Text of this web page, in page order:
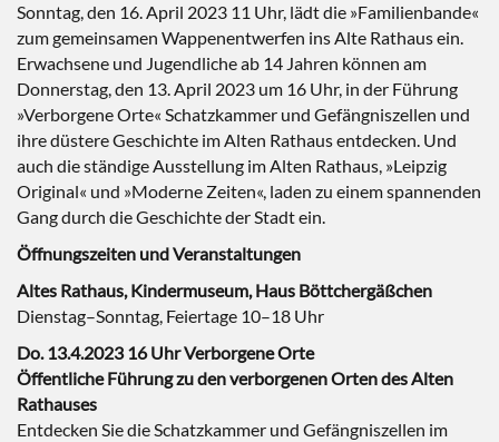
Sonntag, den 16. April 2023 11 Uhr, lädt die »Familienbande«
zum gemeinsamen Wappenentwerfen ins Alte Rathaus ein.
Erwachsene und Jugendliche ab 14 Jahren können am
Donnerstag, den 13. April 2023 um 16 Uhr, in der Führung
»Verborgene Orte« Schatzkammer und Gefängniszellen und
ihre düstere Geschichte im Alten Rathaus entdecken. Und
auch die ständige Ausstellung im Alten Rathaus, »Leipzig
Original« und »Moderne Zeiten«, laden zu einem spannenden
Gang durch die Geschichte der Stadt ein.
Öffnungszeiten und Veranstaltungen
Altes Rathaus, Kindermuseum, Haus Böttchergäßchen
Dienstag–Sonntag, Feiertage 10–18 Uhr
Do. 13.4.2023 16 Uhr Verborgene Orte
Öffentliche Führung zu den verborgenen Orten des Alten
Rathauses
Entdecken Sie die Schatzkammer und Gefängniszellen im